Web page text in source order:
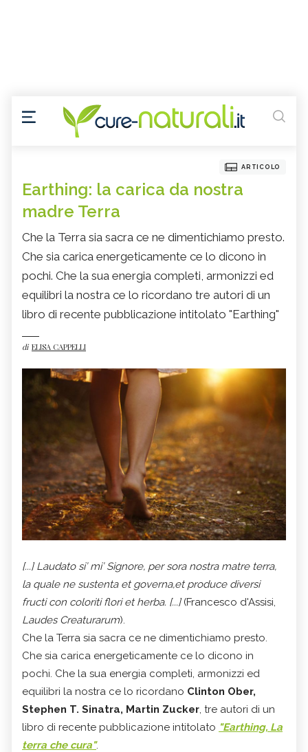
ARTICOLO
Earthing: la carica da nostra
madre Terra
Che la Terra sia sacra ce ne dimentichiamo presto.
Che sia carica energeticamente ce lo dicono in
pochi. Che la sua energia completi, armonizzi ed
equilibri la nostra ce lo ricordano tre autori di un
libro di recente pubblicazione intitolato "Earthing"
di ELISA CAPPELLI
[...] Laudato si’ mi’ Signore, per sora nostra matre terra,
la quale ne sustenta et governa,et produce diversi
fructi con coloriti flori et herba. [...](Francesco d'Assisi,
Laudes Creaturarum).
Che la Terra sia sacra ce ne dimentichiamo presto.
Che sia carica energeticamente ce lo dicono in
pochi. Che la sua energia completi, armonizzi ed
equilibri la nostra ce lo ricordano Clinton Ober,
Stephen T. Sinatra, Martin Zucker, tre autori di un
libro di recente pubblicazione intitolato "Earthing, La
terra che cura".